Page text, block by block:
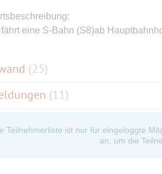
eine S-Bahn (S8)ab
(25)
(11)
Teilnehmerliste ist nur für eingeloggte
an, um die